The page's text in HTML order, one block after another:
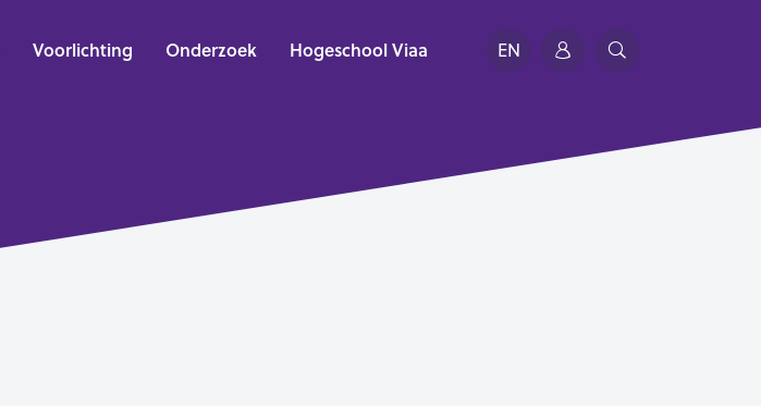
Voorlichting Onderzoek Hogeschool Viaa EN